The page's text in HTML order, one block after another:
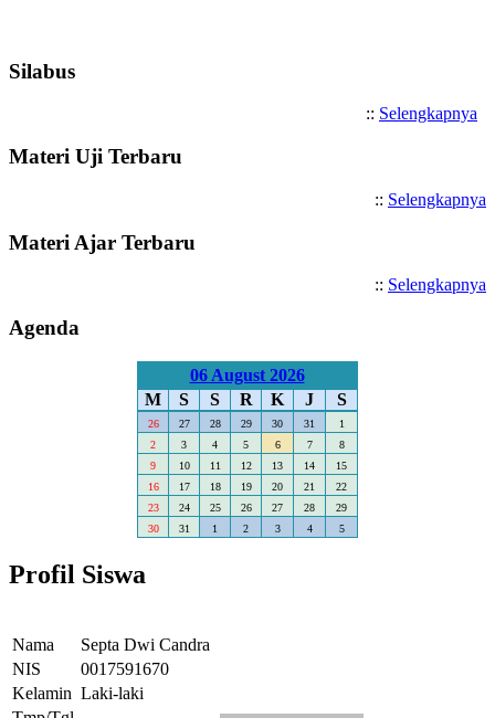
Silabus
:: Selengkapnya
Materi Uji Terbaru
:: Selengkapnya
Materi Ajar Terbaru
:: Selengkapnya
Agenda
06 August 2026
M
S S R K J S
26 27 28 29 30 31
1
2
3 4 5 6 7
8
9
10 11 12 13 14
15
16
17 18 19 20 21
22
23
24 25 26 27 28
29
30
31 1 2 3 4 5
Profil Siswa
Nama
Septa Dwi Candra
NIS
0017591670
Kelamin Laki-laki